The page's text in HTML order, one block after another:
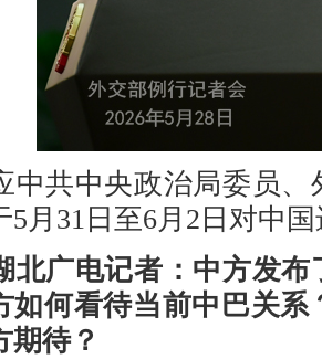
中共中央政治局委员
5月31日至6月2日对中
北广电记者：中方发
如何看待当前中巴关
期待？